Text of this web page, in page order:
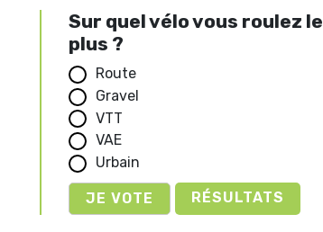
Sur quel vélo vous roulez le
plus ?
Route
Gravel
VTT
VAE
Urbain
RÉSULTATS